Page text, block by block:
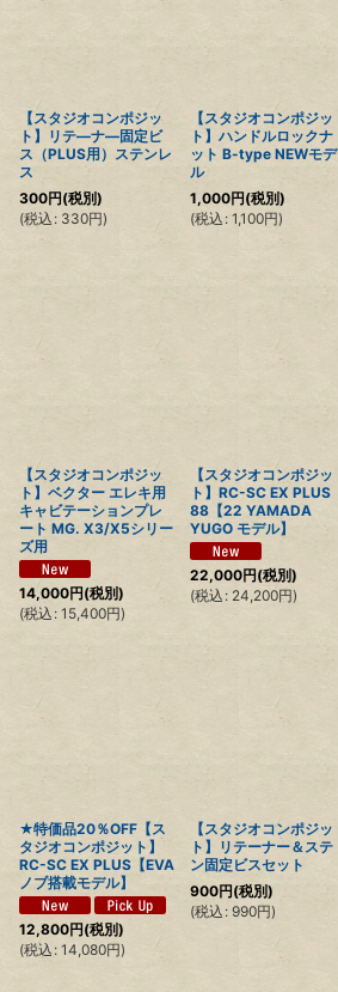
【スタジオコンポジッ
ト】リテ―ナ―固定ビ
ス（PLUS用）ステンレ
ス
300円(税別)
(税込 : 330円)
【スタジオコンポジッ
ト】ハンドルロックナ
ット B-type NEWモデ
ル
1,000円(税別)
(税込 : 1,100円)
【スタジオコンポジッ
ト】ベクター エレキ用
キャビテーションプレ
ート MG. X3/X5シリー
ズ用
14,000円(税別)
(税込 : 15,400円)
【スタジオコンポジッ
ト】RC-SC EX PLUS
88【22 YAMADA
YUGO モデル】
22,000円(税別)
(税込 : 24,200円)
★特価品20％OFF【ス
タジオコンポジット】
RC-SC EX PLUS【EVA
ノブ搭載モデル】
12,800円(税別)
(税込 : 14,080円)
【スタジオコンポジッ
ト】リテーナー＆ステ
ン固定ビスセット
900円(税別)
(税込 : 990円)